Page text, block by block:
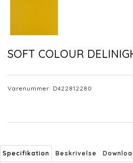
SOFT COLOUR
Varenummer: D422812280
Specifikation Beskrivelse